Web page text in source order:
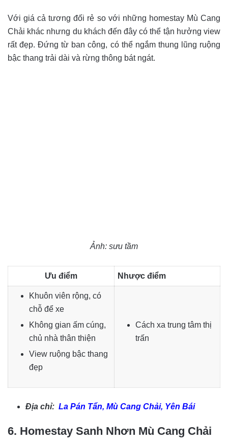
Với giá cả tương đối rẻ so với những homestay Mù Cang
Chải khác nhưng du khách đến đây có thể tận hưởng view
rất đẹp. Đứng từ ban công, có thể ngắm thung lũng ruộng
bậc thang trải dài và rừng thông bát ngát.
Ảnh: sưu tầm
Ưu điểm Nhược điểm
Khuôn viên rộng, có
chỗ để xe
Không gian ấm cúng,
chủ nhà thân thiện
View ruộng bậc thang
đẹp
Cách xa trung tâm thị
trấn
Địa chỉ: La Pán Tẩn, Mù Cang Chải, Yên Bái
6. Homestay Sanh Nhơn Mù Cang Chải